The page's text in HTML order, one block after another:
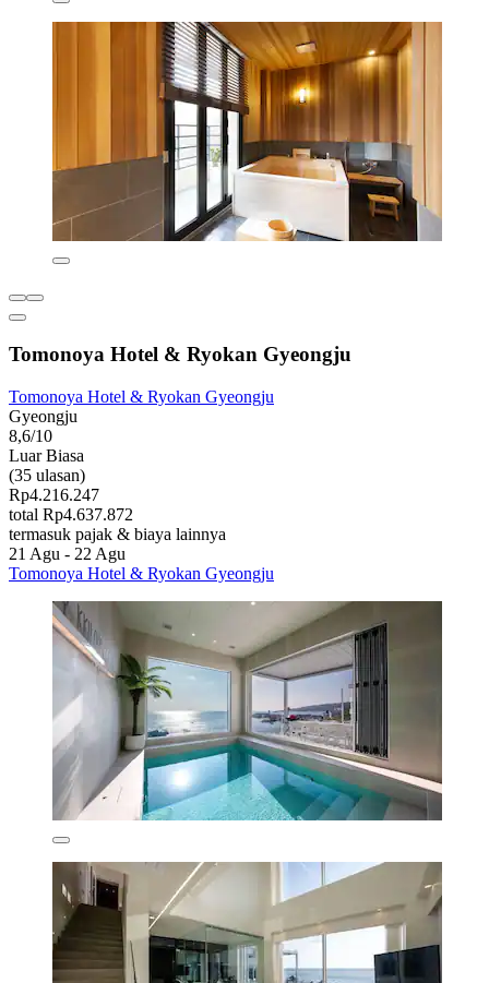
Tomonoya Hotel & Ryokan Gyeongju
Tomonoya Hotel & Ryokan Gyeongju
Gyeongju
8,6/10
Luar Biasa
(35 ulasan)
Rp4.216.247
total Rp4.637.872
termasuk pajak & biaya lainnya
21 Agu - 22 Agu
Tomonoya Hotel & Ryokan Gyeongju